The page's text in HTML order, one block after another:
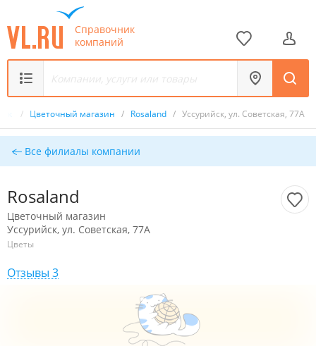
Справочник
компаний
/ Цветочный магазин / Rosaland / Уссурийск, ул. Советская, 77А
Все филиалы компании
Rosaland
Цветочный магазин
Уссурийск, ул. Советская, 77А
Цветы
Отзывы 3